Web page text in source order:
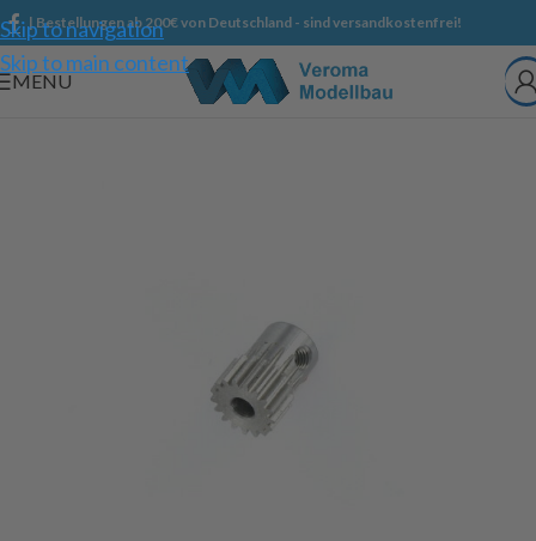
Skip to navigation
Skip to main content
| Bestellungen ab 200€ von Deutschland - sind versandkostenfrei!
MENU